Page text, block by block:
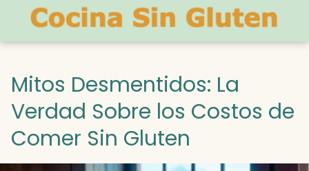
Mitos Desmentidos: La
Verdad Sobre los Costos de
Comer Sin Gluten